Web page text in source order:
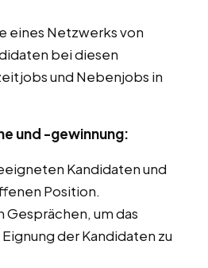
eines Netzwerks von
bei diesen
und Nebenjobs in
und -gewinnung:
Kandidaten und
Position.
Gesprächen, um das
der Kandidaten zu